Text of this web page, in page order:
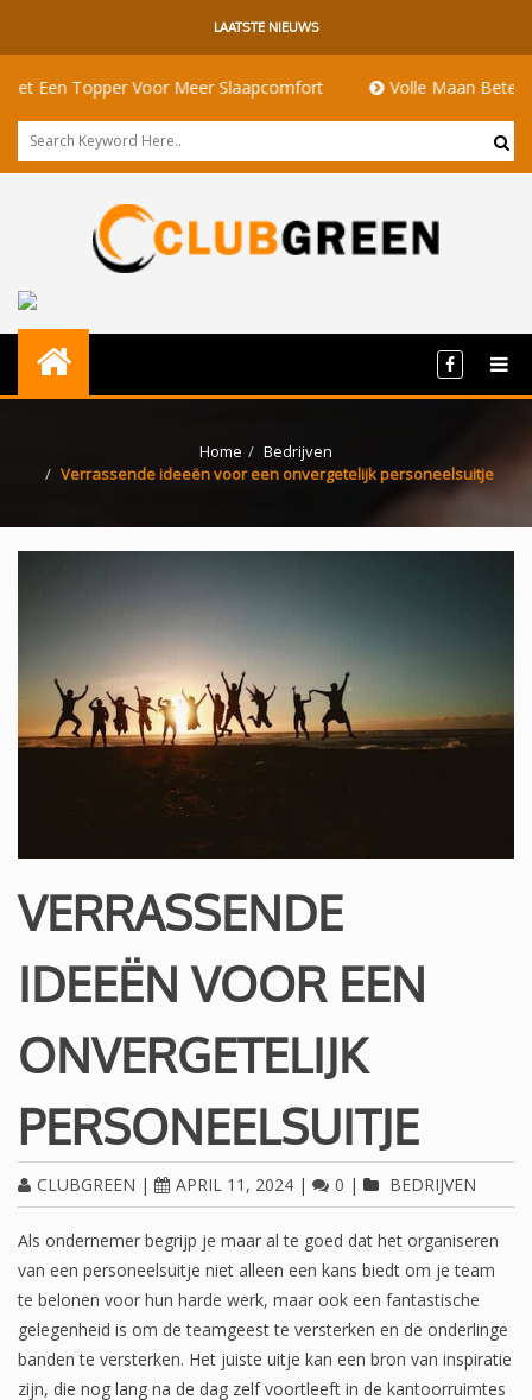
LAATSTE NIEUWS
Topper Voor Meer Slaapcomfort Volle Maan Betekenis:
Home
Bedrijven
Verrassende ideeën voor een onvergetelijk personeelsuitje
VERRASSENDE
IDEEËN VOOR EEN
ONVERGETELIJK
PERSONEELSUITJE
CLUBGREEN | APRIL 11, 2024 | 0 | BEDRIJVEN
Als ondernemer begrijp je maar al te goed dat het organiseren
van een personeelsuitje niet alleen een kans biedt om je team
te belonen voor hun harde werk, maar ook een fantastische
gelegenheid is om de teamgeest te versterken en de onderlinge
banden te versterken. Het juiste uitje kan een bron van inspiratie
zijn, die nog lang na de dag zelf voortleeft in de kantoorruimtes